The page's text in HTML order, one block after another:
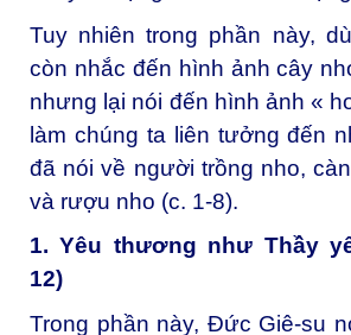
Tuy nhiên trong phần này,
còn nhắc đến hình ảnh cây
nhưng lại nói đến hình ảnh «
làm chúng ta liên tưởng đến
đã nói về người trồng nho,
và rượu nho (c. 1-8).
1. Yêu thương như Thầy
12)
Trong phần này, Đức Giê-su